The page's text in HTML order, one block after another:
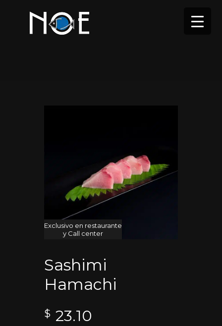
Exclusivo en restaurante
y Call center
Sashimi
Hamachi
$ 23.10